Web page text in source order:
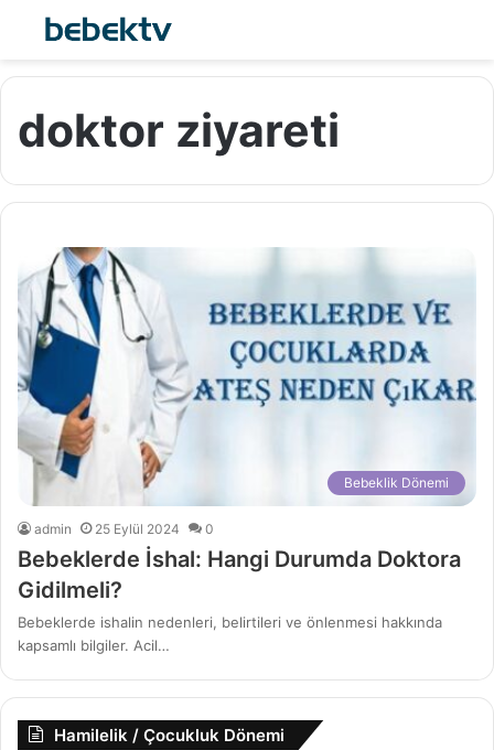
doktor ziyareti
Bebeklik Dönemi
admin 25 Eylül 2024 0
Bebeklerde İshal: Hangi Durumda Doktora
Gidilmeli?
Bebeklerde ishalin nedenleri, belirtileri ve önlenmesi hakkında
kapsamlı bilgiler. Acil…
Hamilelik / Çocukluk Dönemi